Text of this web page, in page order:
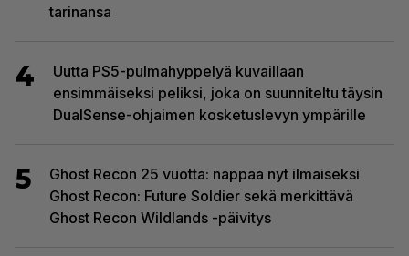
tarinansa
4
Uutta PS5-pulmahyppelyä kuvaillaan
ensimmäiseksi peliksi, joka on suunniteltu täysin
DualSense-ohjaimen kosketuslevyn ympärille
5
Ghost Recon 25 vuotta: nappaa nyt ilmaiseksi
Ghost Recon: Future Soldier sekä merkittävä
Ghost Recon Wildlands -päivitys